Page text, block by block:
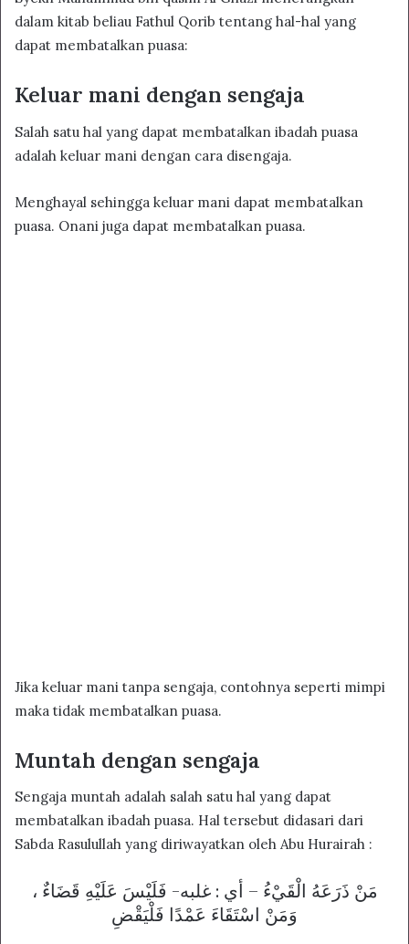
dalam kitab beliau Fathul Qorib tentang hal-hal yang
dapat membatalkan puasa:
Keluar mani dengan sengaja
Salah satu hal yang dapat membatalkan ibadah puasa
adalah keluar mani dengan cara disengaja.
Menghayal sehingga keluar mani dapat membatalkan
puasa. Onani juga dapat membatalkan puasa.
Jika keluar mani tanpa sengaja, contohnya seperti mimpi
maka tidak membatalkan puasa.
Muntah dengan sengaja
Sengaja muntah adalah salah satu hal yang dapat
membatalkan ibadah puasa. Hal tersebut didasari dari
Sabda Rasulullah yang diriwayatkan oleh Abu Hurairah :
مَنْ ذَرَعَهُ الْقَيْءُ – أي : غلبه- فَلَيْسَ عَلَيْهِ قَضَاءٌ ،
وَمَنْ اسْتَقَاءَ عَمْدًا فَلْيَقْضِ